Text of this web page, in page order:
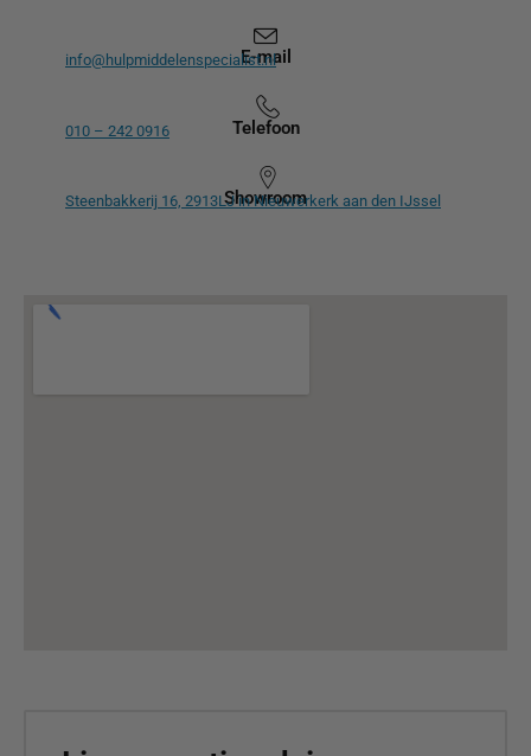
E-mail
info@hulpmiddelenspecialist.nl
Telefoon
010 – 242 0916
Showroom
Steenbakkerij 16, 2913LJ in Nieuwerkerk aan den IJssel